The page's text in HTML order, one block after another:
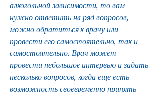
алкогольной зависимости, то вам
нужно ответить на ряд вопросов,
можно обратиться к врачу или
провести его самостоятельно, так и
самостоятельно. Врач может
провести небольшое интервью и задать
несколько вопросов, когда еще есть
возможность своевременно принять